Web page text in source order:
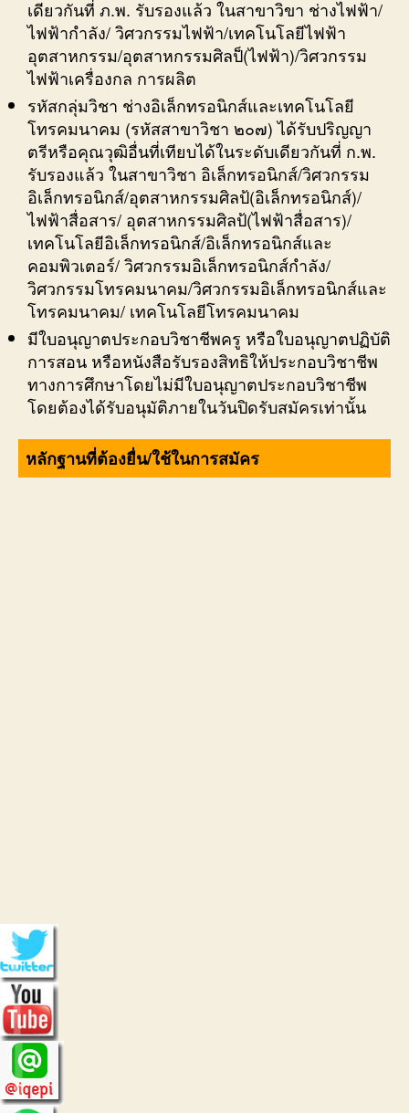
เดียวกันที่ ภ.พ. รับรองแล้ว ในสาขาวิขา ช่างไฟฟ้า/
ไฟฟ้ากำลัง/ วิศวกรรมไฟฟ้า/เทคโนโลยีไฟฟ้า
อุตสาหกรรม/อุตสาหกรรมศิลป็(ไฟฟ้า)/วิศวกรรม
ไฟฟ้าเครื่องกล การผลิต
รหัสกลุ่มวิชา ช่างอิเล็กทรอนิกส์และเทคโนโลยี
โทรคมนาคม (รหัสสาขาวิชา ๒๐๗) ได้รับปริญญา
ตรีหรือคุณวุฒิอื่นที่เทียบได้ในระดับเดียวกันที่ ก.พ.
รับรองแล้ว ในสาขาวิชา อิเล็กทรอนิกส์/วิศวกรรม
อิเล็กทรอนิกส์/อุตสาหกรรมศิลป้(อิเล็กทรอนิกส์)/
ไฟฟ้าสื่อสาร/ อุตสาหกรรมศิลป้(ไฟฟ้าสื่อสาร)/
เทคโนโลยีอิเล็กทรอนิกส์/อิเล็กทรอนิกส์และ
คอมพิวเตอร์/ วิศวกรรมอิเล็กทรอนิกส์กำลัง/
วิศวกรรมโทรคมนาคม/วิศวกรรมอิเล็กทรอนิกส์และ
โทรคมนาคม/ เทคโนโลยีโทรคมนาคม
มีใบอนุญาตประกอบวิชาชีพครู หรือใบอนุญาตปฏิบัติ
การสอน หรือหนังสือรับรองสิทธิให้ประกอบวิชาชีพ
ทางการศึกษาโดยไม่มีใบอนุญาตประกอบวิชาชีพ
โดยต้องได้รับอนุมัติภายในวันปิดรับสมัครเท่านั้น
หลักฐานที่ต้องยื่น/ใช้ในการสมัคร